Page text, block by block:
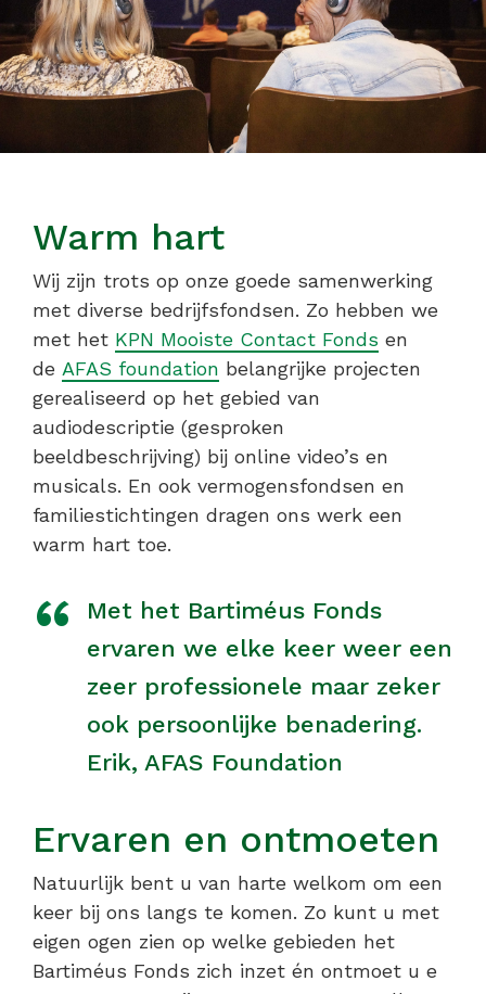
Warm hart
Wij zijn trots op onze goede samenwerking
met diverse bedrijfsfondsen. Zo hebben we
met het KPN Mooiste Contact Fonds en
de AFAS foundation belangrijke projecten
gerealiseerd op het gebied van
audiodescriptie (gesproken
beeldbeschrijving) bij online video’s en
musicals. En ook vermogensfondsen en
familiestichtingen dragen ons werk een
warm hart toe.
Met het Bartiméus Fonds
ervaren we elke keer weer een
zeer professionele maar zeker
ook persoonlijke benadering.
Erik, AFAS Foundation
Ervaren en ontmoeten
Natuurlijk bent u van harte welkom om een
keer bij ons langs te komen. Zo kunt u met
eigen ogen zien op welke gebieden het
Bartiméus Fonds zich inzet én ontmoet u e